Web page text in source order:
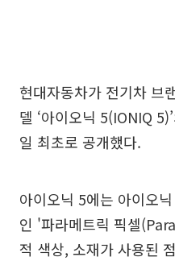
현대자동차가 전기차 브
델 ‘아이오닉 5(IONIQ
일 최초로 공개했다.
아이오닉 5에는 아이오
인 '파라메트릭 픽셀
적 색상, 소재가 사용된